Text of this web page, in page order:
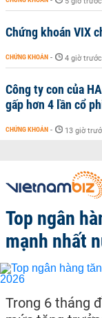
Chứng khoán VIX
CHỨNG KHOÁN - 4 giờ trước
Công ty con của
gấp hơn 4 lần cổ
CHỨNG KHOÁN - 13 giờ
Top ngân
mạnh nhất
Trong 6 tháng